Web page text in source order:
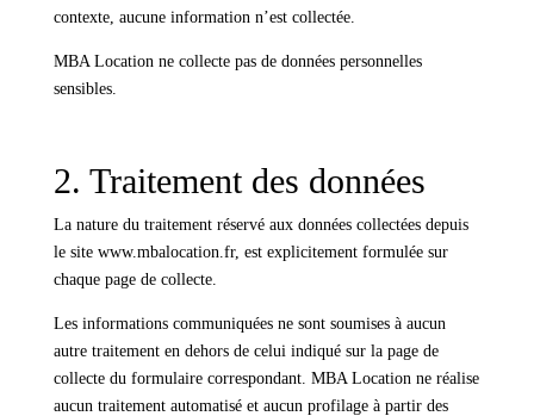
contexte, aucune information n’est collectée.
MBA Location ne collecte pas de données personnelles
sensibles.
2. Traitement des données
La nature du traitement réservé aux données collectées depuis
le site www.mbalocation.fr, est explicitement formulée sur
chaque page de collecte.
Les informations communiquées ne sont soumises à aucun
autre traitement en dehors de celui indiqué sur la page de
collecte du formulaire correspondant. MBA Location ne réalise
aucun traitement automatisé et aucun profilage à partir des